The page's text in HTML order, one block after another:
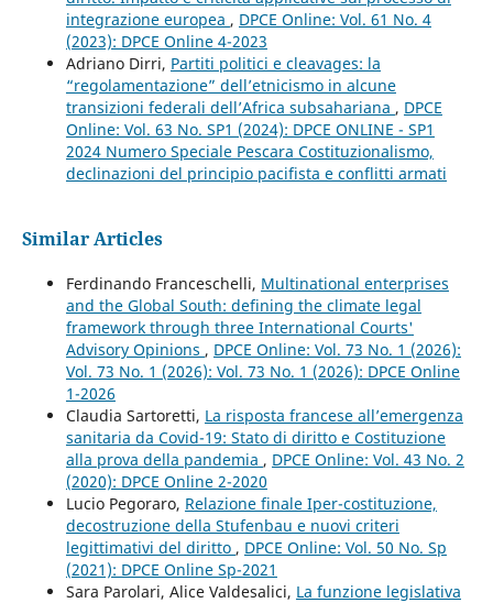
integrazione europea , DPCE Online: Vol. 61 No. 4
(2023): DPCE Online 4-2023
Adriano Dirri, Partiti politici e cleavages: la
“regolamentazione” dell’etnicismo in alcune
transizioni federali dell’Africa subsahariana , DPCE
Online: Vol. 63 No. SP1 (2024): DPCE ONLINE - SP1
2024 Numero Speciale Pescara Costituzionalismo,
declinazioni del principio pacifista e conflitti armati
Similar Articles
Ferdinando Franceschelli, Multinational enterprises
and the Global South: defining the climate legal
framework through three International Courts'
Advisory Opinions , DPCE Online: Vol. 73 No. 1 (2026):
Vol. 73 No. 1 (2026): Vol. 73 No. 1 (2026): DPCE Online
1-2026
Claudia Sartoretti, La risposta francese all’emergenza
sanitaria da Covid-19: Stato di diritto e Costituzione
alla prova della pandemia , DPCE Online: Vol. 43 No. 2
(2020): DPCE Online 2-2020
Lucio Pegoraro, Relazione finale Iper-costituzione,
decostruzione della Stufenbau e nuovi criteri
legittimativi del diritto , DPCE Online: Vol. 50 No. Sp
(2021): DPCE Online Sp-2021
Sara Parolari, Alice Valdesalici, La funzione legislativa